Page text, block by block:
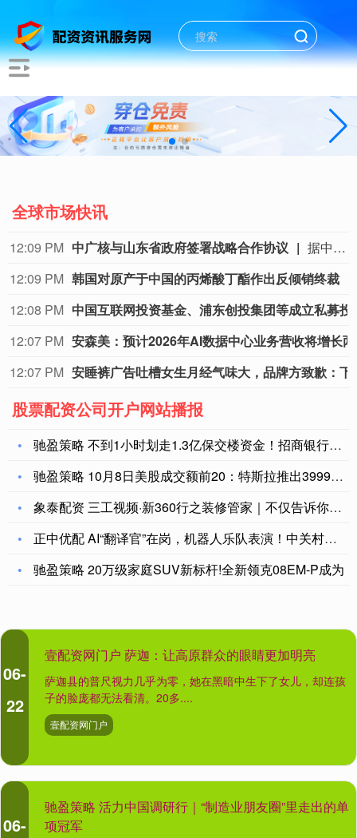
全球市场快讯
12:09 PM 中广核与山东省政府签署战略合作协议
据中国广核集团消息，8月5日，中国广核集团有限公司（简称“中广核”）与山东省人民政府在济南签署战略合作协议。根据协议，双方将依法依规开展多层次、多领域和多形式的合作交流，重点聚焦核能开发利用、深远海风电、新能源产业和核技术应用等前沿创新领域，加大合作开发力度，助力山东省建设绿色低碳高质量发展先行区。
12:09 PM 韩国对原产于中国的丙烯酸丁酯作出反倾销终裁
12:08 PM
12:07 PM
12:07 PM
股票配资公司开户网站播报
驰盈策略 不到1小时划走1.3亿保交楼资金！招商银行福州分行
驰盈策略 10月8日美股成交额前20：特斯拉推出39990美
象泰配资 三工视频·新360行之装修管家｜不仅告诉你装修门道
正中优配 AI“翻译官”在岗，机器人乐队表演！中关村论坛年会
驰盈策略 20万级家庭SUV新标杆!全新领克08EM-P成为
06-
22
壹配资网门户 萨迦：让高原群众的眼睛更加明亮
萨迦县的普尺视力几乎为零，她在黑暗中生下了女儿，却连孩
子的脸庞都无法看清。20多....
壹配资网门户
06-
驰盈策略 活力中国调研行｜“制造业朋友圈”里走出的单
项冠军